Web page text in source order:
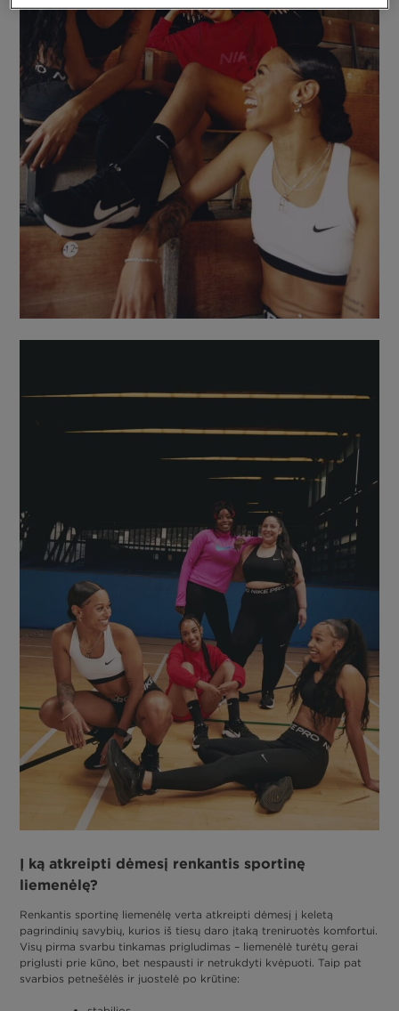
Į ką atkreipti dėmesį renkantis sportinę
liemenėlę?
Renkantis sportinę liemenėlę verta atkreipti dėmesį į keletą
pagrindinių savybių, kurios iš tiesų daro įtaką treniruotės komfortui.
Visų pirma svarbu tinkamas prigludimas – liemenėlė turėtų gerai
priglusti prie kūno, bet nespausti ir netrukdyti kvėpuoti. Taip pat
svarbios petnešėlės ir juostelė po krūtine: